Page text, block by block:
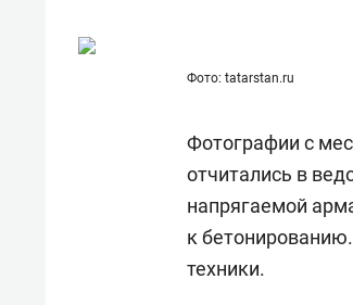
Фото: tatarstan.ru
Фотографии с
отчитались в
напрягаемой
к
техники.
Наседкина: «Ремонт вместе
для меня это челлендж!»